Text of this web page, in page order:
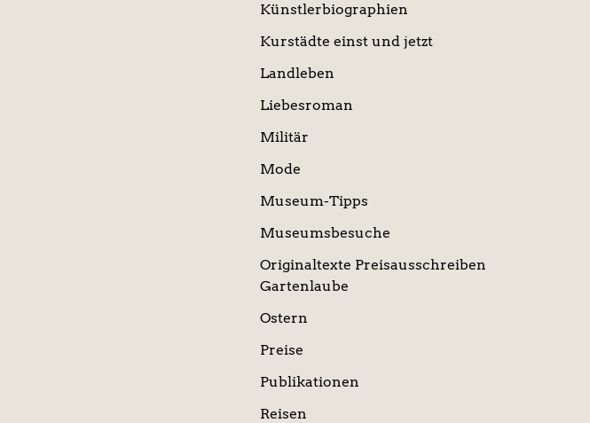
Künstlerbiographien
Kurstädte einst und jetzt
Landleben
Liebesroman
Militär
Mode
Museum-Tipps
Museumsbesuche
Originaltexte Preisausschreiben
Gartenlaube
Ostern
Preise
Publikationen
Reisen